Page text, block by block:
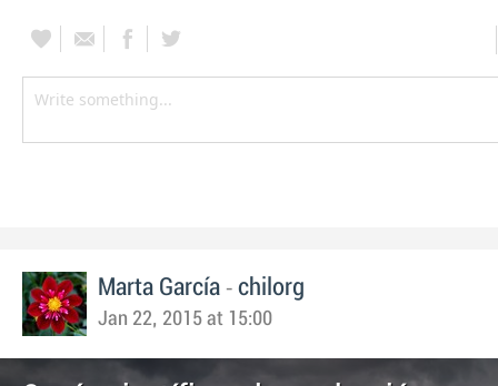
Marta García - chilorg
Jan 22, 2015 at 15:00